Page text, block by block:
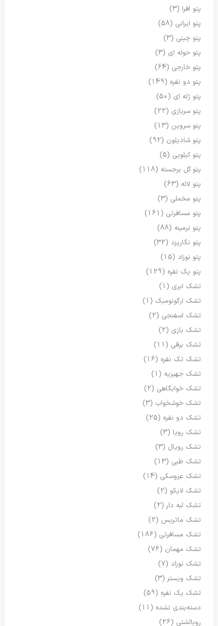
پتو افرا (3)
پتو ایرانی (58)
پتو چینی (3)
پتو حوله ای (3)
پتو خارجی (64)
پتو دو نفره (149)
پتو ژله ای (50)
پتو سربازی (22)
پتو سروین (13)
پتو شادیلون (92)
پتو کیلویی (5)
پتو گل برجسته (118)
پتو لاله (63)
پتو مخملی (3)
پتو مسافرتی (161)
پتو نرمینه (88)
پتو نگاریزد (32)
پتو نوزاد (15)
پتو یک نفره (129)
تشک ابری (1)
تشک ارگونومیک (1)
تشک اسفنجی (2)
تشک بازی (2)
تشک برقی (11)
تشک تک نفره (16)
تشک جهیزیه (1)
تشک خوابگاهی (2)
تشک خوشخواب (3)
تشک دو نفره (25)
تشک رویا (3)
تشک رویال (3)
تشک طبی (13)
تشک عروسکی (14)
تشک لایکو (2)
تشک لبه دار (2)
تشک ماتریس (2)
تشک مسافرتی (186)
تشک مهمان (76)
تشک نوزاد (7)
تشک ویستر (3)
تشک یک نفره (59)
دسته‌بندی نشده (11)
روبالشتی (26)